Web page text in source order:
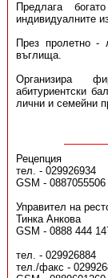
Предлага
индивидуалните
През пролетно -
въглища.
Организира
абитуриентски
лични и семейни
Рецепция
тел. - 029926934
GSM - 0887055506
Управител на
Тинка Анкова
GSM - 0888 444
тел. - 029926884
тел./факс -